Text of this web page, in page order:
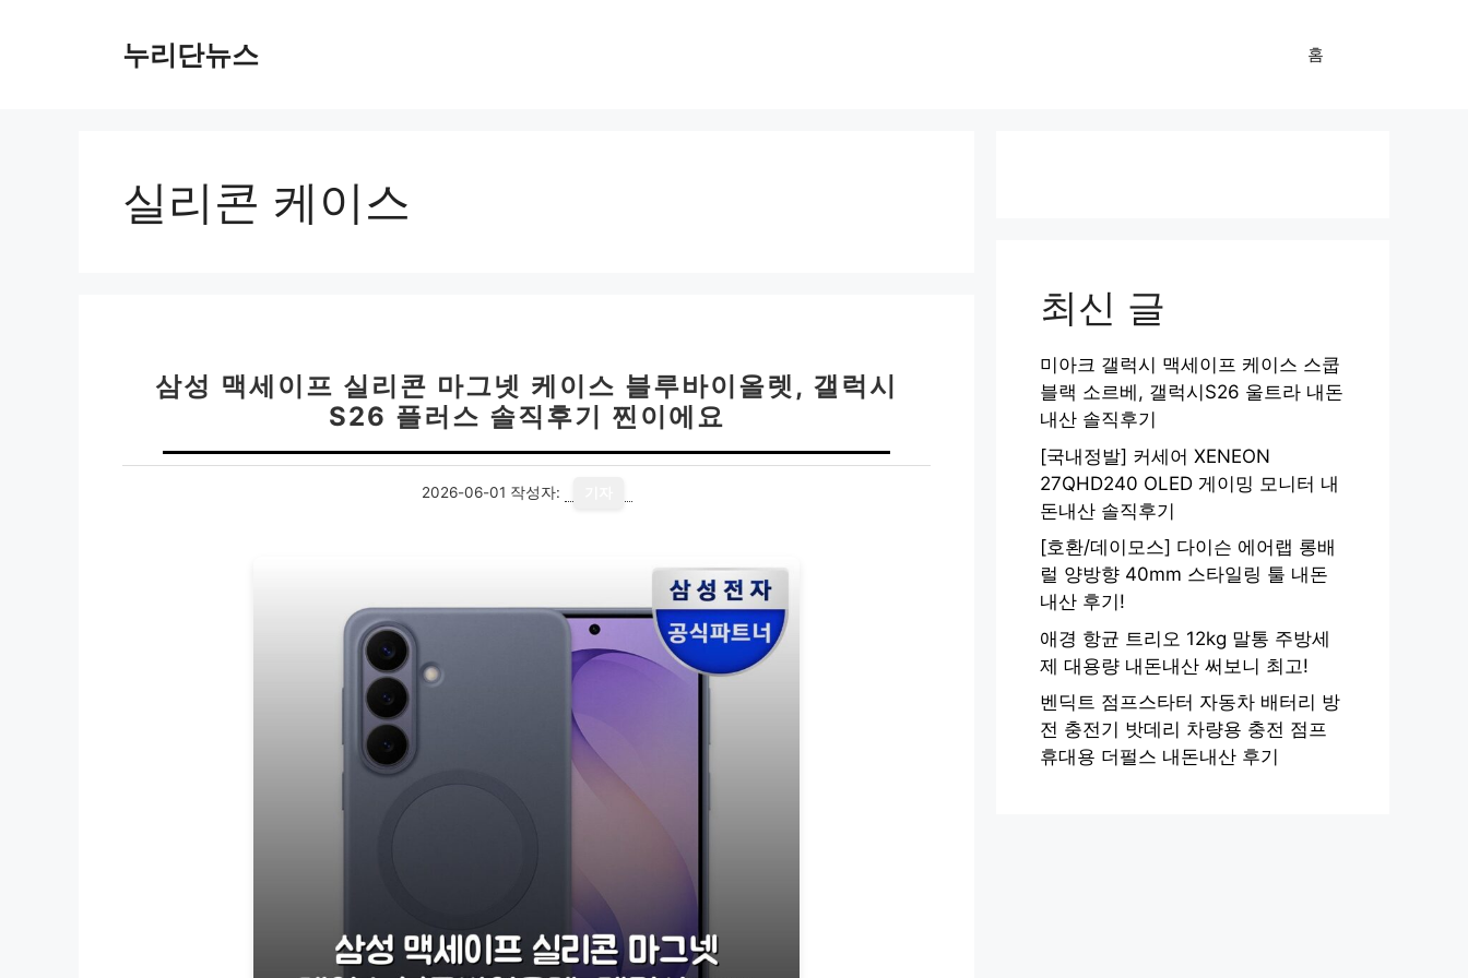
누리단뉴스 홈
실리콘 케이스
삼성 맥세이프 실리콘 마그넷 케이스 블루바이올렛, 갤럭시
S26 플러스 솔직후기 찐이에요
2026-06-01 작성자:
최신 글
미아크 갤럭시 맥세이프 케이스 스쿱
블랙 소르베, 갤럭시S26 울트라 내돈
내산 솔직후기
[국내정발] 커세어 XENEON
27QHD240 OLED 게이밍 모니터 내
돈내산 솔직후기
[호환/데이모스] 다이슨 에어랩 롱배
럴 양방향 40mm 스타일링 툴 내돈
내산 후기!
애경 항균 트리오 12kg 말통 주방세
제 대용량 내돈내산 써보니 최고!
벤딕트 점프스타터 자동차 배터리 방
전 충전기 밧데리 차량용 충전 점프
휴대용 더펄스 내돈내산 후기